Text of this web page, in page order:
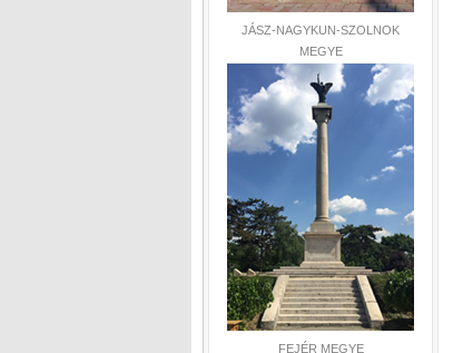
JÁSZ-NAGYKUN-SZOLNOK
MEGYE
FEJÉR MEGYE